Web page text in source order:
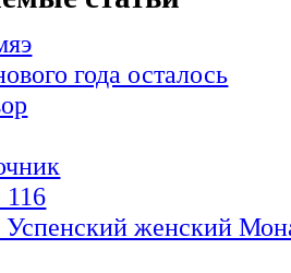
года осталось
116
женский